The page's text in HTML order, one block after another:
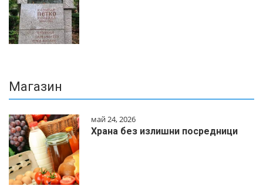
Магазин
май 24, 2026
Храна без излишни посредници